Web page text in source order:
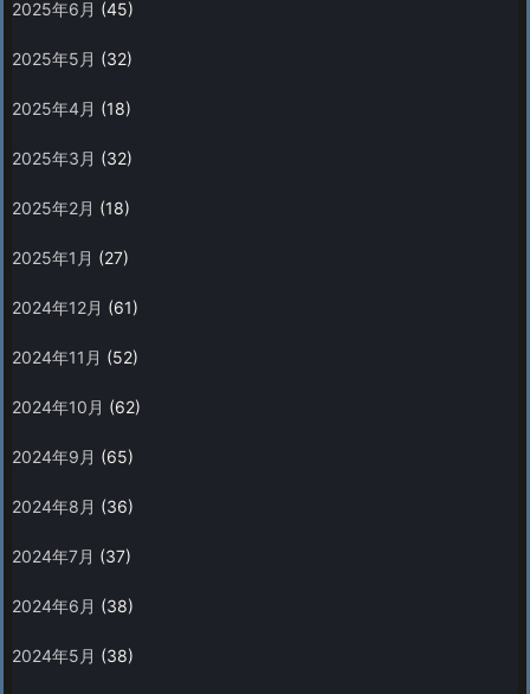
2025年6月 (45)
2025年5月 (32)
2025年4月 (18)
2025年3月 (32)
2025年2月 (18)
2025年1月 (27)
2024年12月 (61)
2024年11月 (52)
2024年10月 (62)
2024年9月 (65)
2024年8月 (36)
2024年7月 (37)
2024年6月 (38)
2024年5月 (38)